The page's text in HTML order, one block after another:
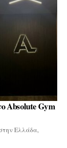
Absolute Gym
Ελλάδα,